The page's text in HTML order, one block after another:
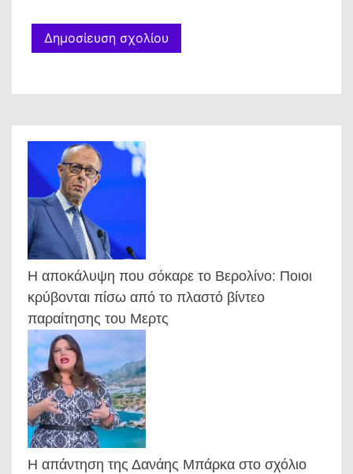
Η αποκάλυψη που σόκαρε το Βερολίνο: Ποιοι
κρύβονται πίσω από το πλαστό βίντεο
παραίτησης του Μερτς
Η απάντηση της Δανάης Μπάρκα στο σχόλιο